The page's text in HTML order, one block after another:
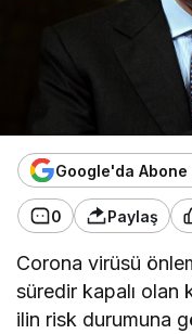
Google'da Abone
0 Paylaş
Corona virüsü
süredir kapalı olan
ilin risk durumuna